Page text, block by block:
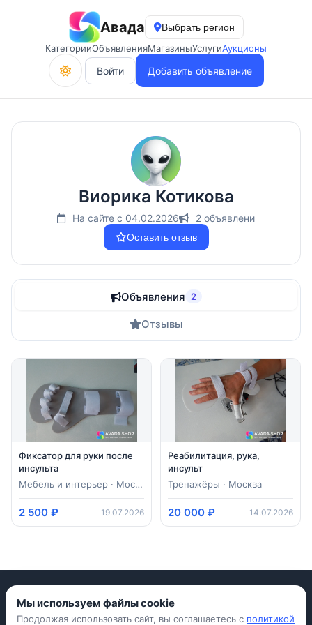
Авада
Выбрать регион
КатегорииОбъявленияМагазиныУслугиАукционы
Войти Добавить объявление
Виорика Котикова
На сайте с 04.02.2026 2 объявлени
Оставить отзыв
Объявления 2
Отзывы
Фиксатор для руки после
инсульта
Мебель и интерьер · Москва
2 500 ₽ 19.07.2026
Реабилитация, рука,
инсульт
Тренажёры · Москва
20 000 ₽ 14.07.2026
Мы используем файлы cookie
Продолжая использовать сайт, вы соглашаетесь с политикой